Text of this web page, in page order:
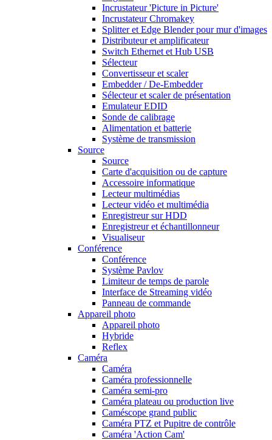
Incrustateur 'Picture in Picture'
Incrustateur Chromakey
Splitter et Edge Blender pour mur d'images
Distributeur et amplificateur
Switch Ethernet et Hub USB
Sélecteur
Convertisseur et scaler
Embedder / De-Embedder
Sélecteur et scaler de présentation
Emulateur EDID
Sonde de calibrage
Alimentation et batterie
Système de transmission
Source
Source
Carte d'acquisition ou de capture
Accessoire informatique
Lecteur multimédias
Lecteur vidéo et multimédia
Enregistreur sur HDD
Enregistreur et échantillonneur
Visualiseur
Conférence
Conférence
Système Pavlov
Limiteur de temps de parole
Interface de Streaming vidéo
Panneau de commande
Appareil photo
Appareil photo
Hybride
Reflex
Caméra
Caméra
Caméra professionnelle
Caméra semi-pro
Caméra plateau ou production live
Caméscope grand public
Caméra PTZ et Pupitre de contrôle
Caméra 'Action Cam'